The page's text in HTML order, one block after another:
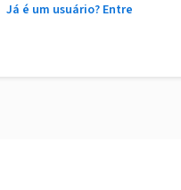
Já é um usuário? Entre